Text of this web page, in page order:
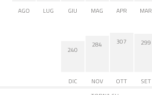
AGO
LUG GIU MAG APR MAR
240
DIC
284
NOV
307
OTT
299
SET